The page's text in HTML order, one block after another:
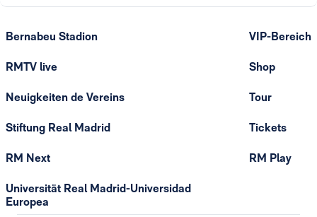
Bernabeu Stadion
RMTV live
Neuigkeiten de Vereins
Stiftung Real Madrid
RM Next
Universität Real Madrid-Universidad
Europea
VIP-Bereich
Shop
Tour
Tickets
RM Play